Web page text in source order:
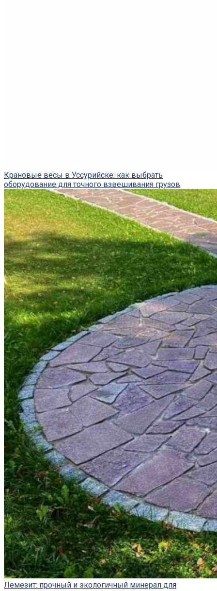
Крановые весы в Уссурийске: как выбрать
оборудование для точного взвешивания грузов
Лемезит: прочный и экологичный минерал для